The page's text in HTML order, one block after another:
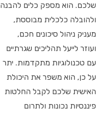
שלכם. הוא מספק כלים להבנה
ולהובלה כלכלית מבוססת,
מעניק ניהול סיכונים חכם,
ועוזר לייעל תהליכים שגרתיים
עם טכנולוגיות מתקדמות. יתר
על כן, הוא משפר את היכולת
האישית שלכם לקבל החלטות
פיננסיות נכונות ולתרום